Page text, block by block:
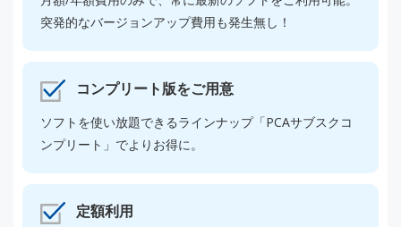
突発的なバージョンアップ費用も発生無し！
コンプリート版をご用意
ソフトを使い放題できるラインナップ「PCAサブスクコ
ンプリート」でよりお得に。
定額利用